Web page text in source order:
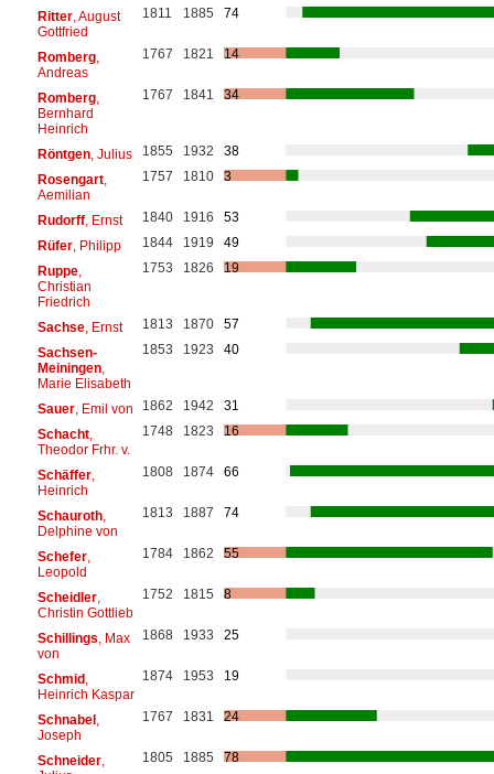
Ritter, August
Gottfried
1811 1885 74
Romberg,
Andreas
1767 1821 14
Romberg,
Bernhard
Heinrich
1767 1841 34
Röntgen, Julius 1855 1932
38
Rosengart,
Aemilian
1757 1810 3
Rudorff, Ernst 1840 1916
53
Rüfer, Philipp 1844 1919
49
Ruppe,
Christian
Friedrich
1753 1826 19
Sachse, Ernst 1813 1870
57
Sachsen-
Meiningen,
Marie Elisabeth
1853 1923 40
Sauer, Emil von 1862 1942
31
Schacht,
Theodor Frhr. v.
1748 1823 16
Schäffer,
Heinrich
1808 1874 66
Schauroth,
Delphine von
1813 1887 74
Schefer,
Leopold
1784 1862 55
Scheidler,
Christin Gottlieb
1752 1815 8
Schillings , Max
von
1868 1933 25
Schmid,
Heinrich Kaspar
1874 1953 19
Schnabel,
Joseph
1767 1831 24
Schneider,
1805 1885 78